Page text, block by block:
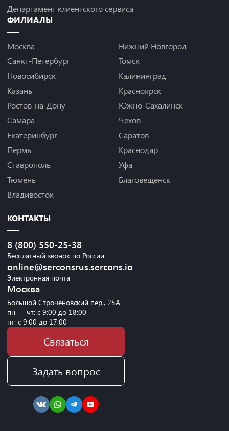
Департамент клиентского сервиса
ФИЛИАЛЫ
Москва
Санкт-Петербург
Новосибирск
Казань
Ростов-на-Дону
Самара
Екатеринбург
Пермь
Ставрополь
Тюмень
Владивосток
Нижний Новгород
Томск
Калининград
Красноярск
Южно-Сахалинск
Чехов
Саратов
Краснодар
Уфа
Благовещенск
КОНТАКТЫ
8 (800) 550-25-38
Бесплатный звонок по России
online@serconsrus.sercons.io
Электронная почта
Москва
Большой Строченовский пер., 25А
пн — чт: с 9:00 до 18:00
пт: с 9:00 до 17:00
Связаться
Задать вопрос